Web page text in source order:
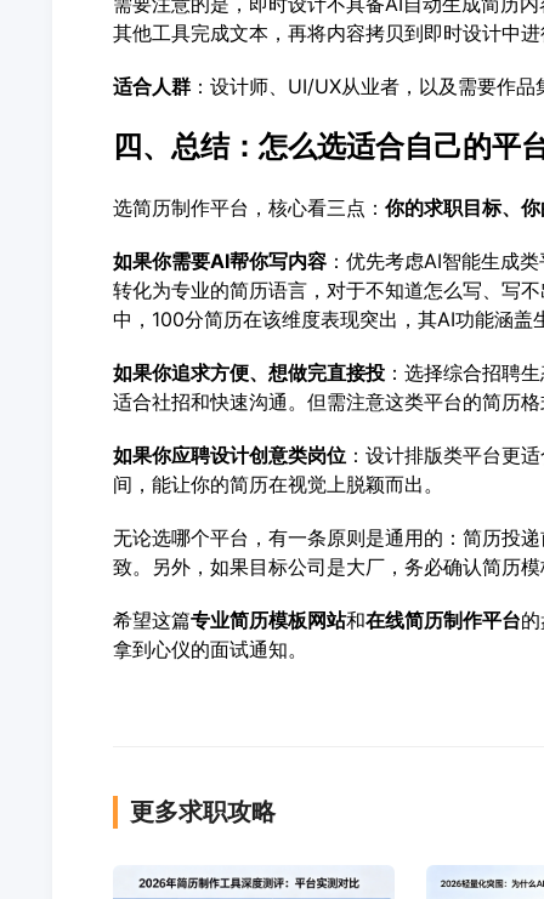
其他工具完成文本，再将内容拷贝到即时设计中
适合人群：设计师、UI/UX从业者，以及需要作
四、总结：怎么选适合自己的平
选简历制作平台，核心看三点： 你的求职目标、
如果你需要AI帮你写内容：优先考虑AI智能生成
转化为专业的简历语言，对于不知道怎么写、写
中，100分简历在该维度表现突出，其AI功能涵
如果你追求方便、想做完直接投：选择综合招聘
适合社招和快速沟通。但需注意这类平台的简历
如果你应聘设计创意类岗位：设计排版类平台更
间，能让你的简历在视觉上脱颖而出。
无论选哪个平台，有一条原则是通用的：简历投
致。另外，如果目标公司是大厂，务必确认简历
希望这篇专业简历模板网站和在线简历制作平台
拿到心仪的面试通知。
更多求职攻略